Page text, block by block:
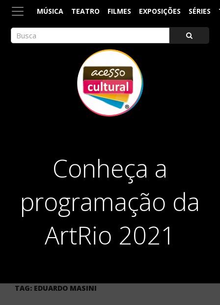
MÚSICA TEATRO FILMES EXPOSIÇÕES SÉRIES
Conheça a
programação da
ArtRio 2021
TAG: EDUARDO MASINI